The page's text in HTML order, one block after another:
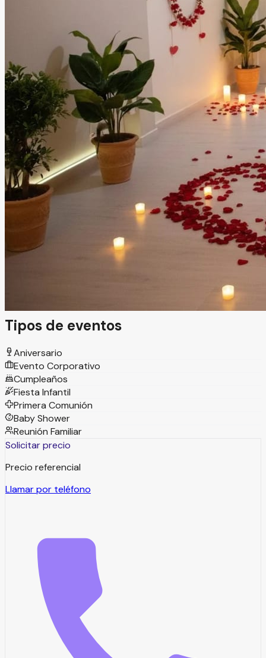
Petit Comité
Playa del Carmen, Quintana Roo
Información
Petit Comité es más que un espacio, es un concepto. Un
círculo reducido donde las conversaciones fluyen, las
ideas toman forma y cada persona tiene un papel
importante. No es un evento masivo ni un salón genérico.
Tipos de eventos
Aniversario
Evento Corporativo
Cumpleaños
Fiesta Infantil
Primera Comunión
Baby Shower
Reunión Familiar
Solicitar precio
Precio referencial
Llamar por teléfono